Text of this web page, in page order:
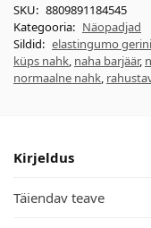
SKU: 8809891184545
Kategooria: Näopadjad
Sildid: elastingumo
küps nahk, naha barjäär,
normaalne nahk,
Kirjeldus
Täiendav teave